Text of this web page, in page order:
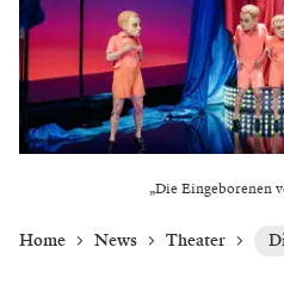
„Die Eingeborenen
Home News Theater